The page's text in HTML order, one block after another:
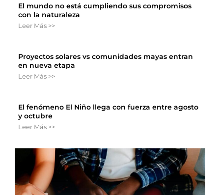
El mundo no está cumpliendo sus compromisos
con la naturaleza
Leer Más >>
Proyectos solares vs comunidades mayas entran
en nueva etapa
Leer Más >>
El fenómeno El Niño llega con fuerza entre agosto
y octubre
Leer Más >>